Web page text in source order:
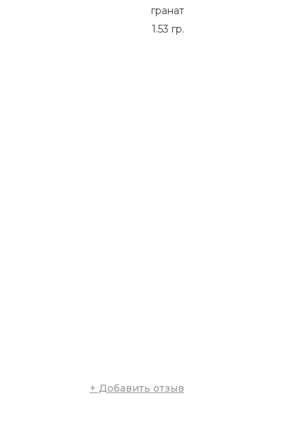
гранат
1.53 гр.
+ Добавить отзыв